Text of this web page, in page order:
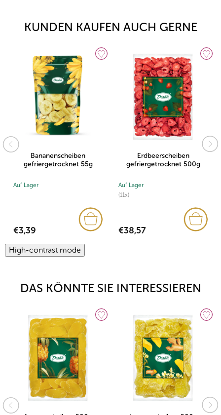
KUNDEN KAUFEN AUCH GERNE
Bananenscheiben
gefriergetrocknet 55g
Auf Lager
€3,39
Erdbeerscheiben
gefriergetrocknet 500g
(11x)
Auf Lager
€38,57
High-contrast mode
DAS KÖNNTE SIE INTERESSIEREN